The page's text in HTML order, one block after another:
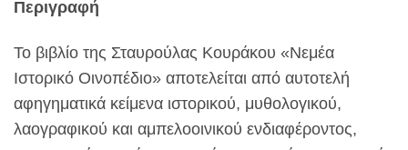
Περιγραφή
Το βιβλίο της Σταυρούλας Κουράκου «Νεμέα
Ιστορικό Οινοπέδιο» αποτελείται από αυτοτελή
αφηγηματικά κείμενα ιστορικού, μυθολογικού,
λαογραφικού και αμπελοοινικού ενδιαφέροντος,